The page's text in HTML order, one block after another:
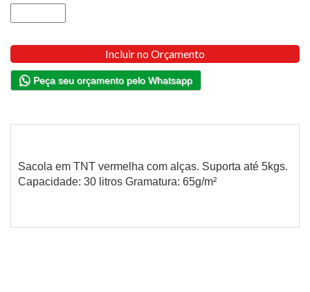
Incluir no Orçamento
Peça seu orçamento pelo Whatsapp
Sacola em TNT vermelha com alças. Suporta até 5kgs.
Capacidade: 30 litros Gramatura: 65g/m²